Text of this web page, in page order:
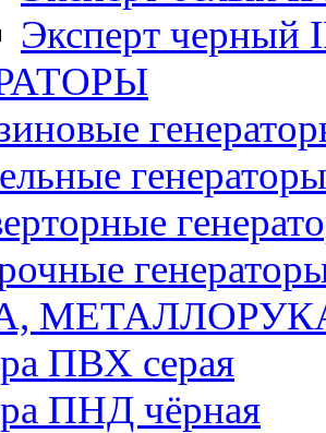
Эксперт черный
генераторы
ПВХ серая
ПНД чёрная